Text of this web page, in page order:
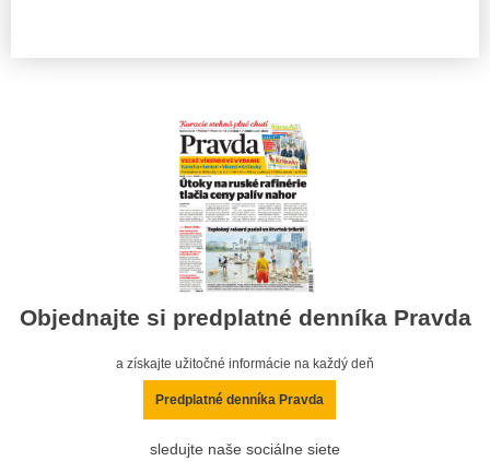
Objednajte si predplatné denníka Pravda
a získajte užitočné informácie na každý deň
Predplatné denníka Pravda
sledujte naše sociálne siete